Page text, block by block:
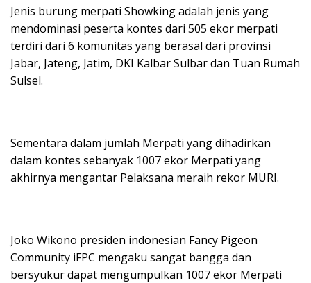
Jenis burung merpati Showking adalah jenis yang
mendominasi peserta kontes dari 505 ekor merpati
terdiri dari 6 komunitas yang berasal dari provinsi
Jabar, Jateng, Jatim, DKI Kalbar Sulbar dan Tuan Rumah
Sulsel.
Sementara dalam jumlah Merpati yang dihadirkan
dalam kontes sebanyak 1007 ekor Merpati yang
akhirnya mengantar Pelaksana meraih rekor MURI.
Joko Wikono presiden indonesian Fancy Pigeon
Community iFPC mengaku sangat bangga dan
bersyukur dapat mengumpulkan 1007 ekor Merpati